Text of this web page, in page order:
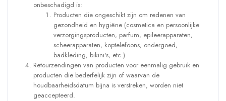
onbeschadigd is:
Producten die ongeschikt zijn om redenen van
gezondheid en hygiëne (cosmetica en persoonlijke
verzorgingsproducten, parfum, epileerapparaten,
scheerapparaten, koptelefoons, ondergoed,
badkleding, bikini's, etc.)
Retourzendingen van producten voor eenmalig gebruik en
producten die bederfelijk zijn of waarvan de
houdbaarheidsdatum bijna is verstreken, worden niet
geaccepteerd.